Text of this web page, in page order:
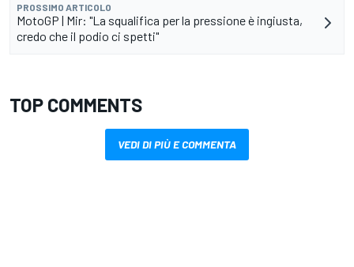
PROSSIMO ARTICOLO
MotoGP | Mir: "La squalifica per la pressione è ingiusta,
credo che il podio ci spetti"
TOP COMMENTS
VEDI DI PIÙ E COMMENTA